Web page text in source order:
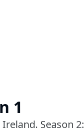
1
Season 2: